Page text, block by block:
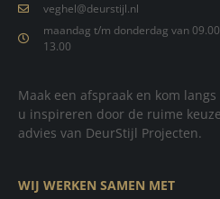
veghel@deurstijl.nl
maandag t/m donderdag van
13.00
Maak een afspraak en kom
u inspireren door de ruime
advies van DeurStijl Projecten.
WIJ WERKEN SAMEN MET